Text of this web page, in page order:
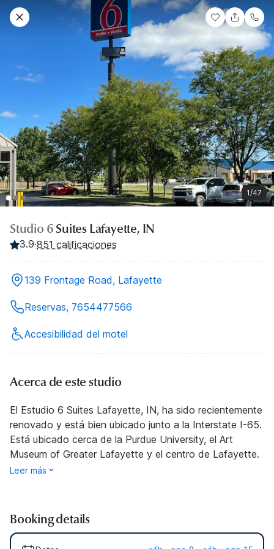
1/47
Studio 6Suites Lafayette, IN
3.9·851 calificaciones
139 Frontage Road, Lafayette
Reservas, 7654477566
Accesibilidad del motel
Acerca de este studio
El Estudio 6 Suites Lafayette, IN, ha sido recientemente
renovado y está bien ubicado junto a la Interstate I-65.
Está ubicado cerca de la Purdue University, el Art
Museum of Greater Lafayette y el centro de Lafayette.
Leer más
Booking details